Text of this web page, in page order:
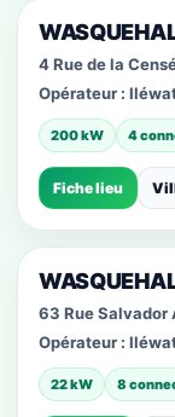
4 Rue de la
Opérateur :
200 kW 4
Fiche lieu
63 Rue Salvador
Opérateur :
22 kW 8